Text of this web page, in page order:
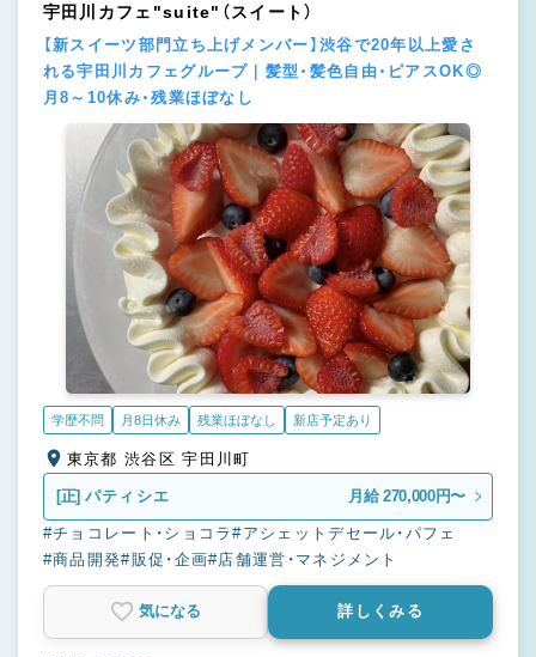
宇田川カフェ"suite"（スイート）
【新スイーツ部門立ち上げメンバー】渋谷で20年以上愛さ
れる宇田川カフェグループ｜髪型・髪色自由・ピアスOK◎
月8～10休み・残業ほぼなし
学歴不問 月8日休み 残業ほぼなし 新店予定あり
東京都 渋谷区 宇田川町
[正] パティシエ 月給 270,000円〜
#チョコレート・ショコラ#アシェットデセール・パフェ
#商品開発#販促・企画#店舗運営・マネジメント
気になる 詳しくみる